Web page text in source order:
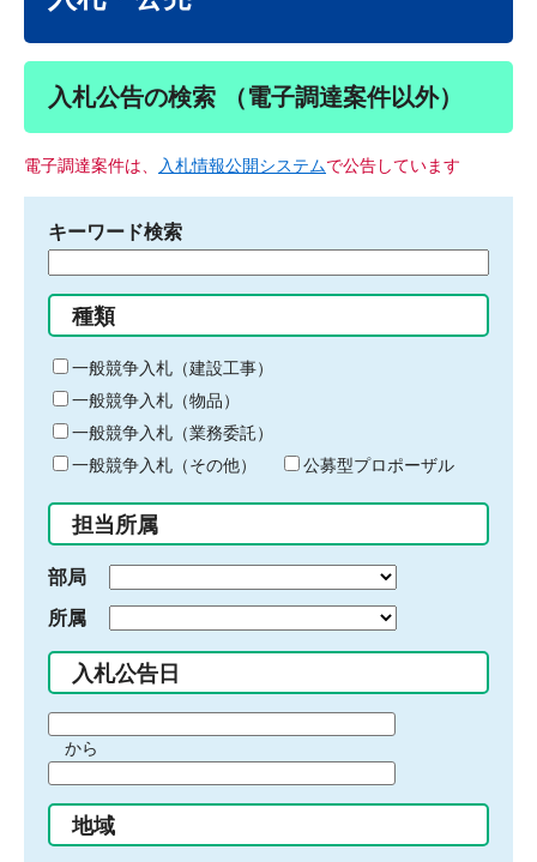
入札公告の検索 （電子調達案件以外）
電子調達案件は、 入札情報公開システムで公告しています
キーワード検索
る
キ
ー
ワ
ー
ド
入
力
種類
一般競争入札（建設工事）
一般競争入札（物品）
一般競争入札（業務委託）
一般競争入札（その他）
公募型プロポーザル
担当所属
部局
所属
入札公告日
間
始
り
から
間
終
地域